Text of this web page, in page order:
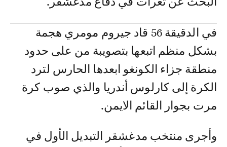
في الدقيقة 56 قاد جيروم مومري هجمة
بشكل منظم اتبعها بتصويبة من على حدود
منطقة جزاء الكونغو ابعدها الحارس لترد
الكرة إلى كارلوس أندريا والذي صوب كرة
مرت بجوار القائم الايمن.
وأجرى منتخب مدغشقر التبديل الأول في